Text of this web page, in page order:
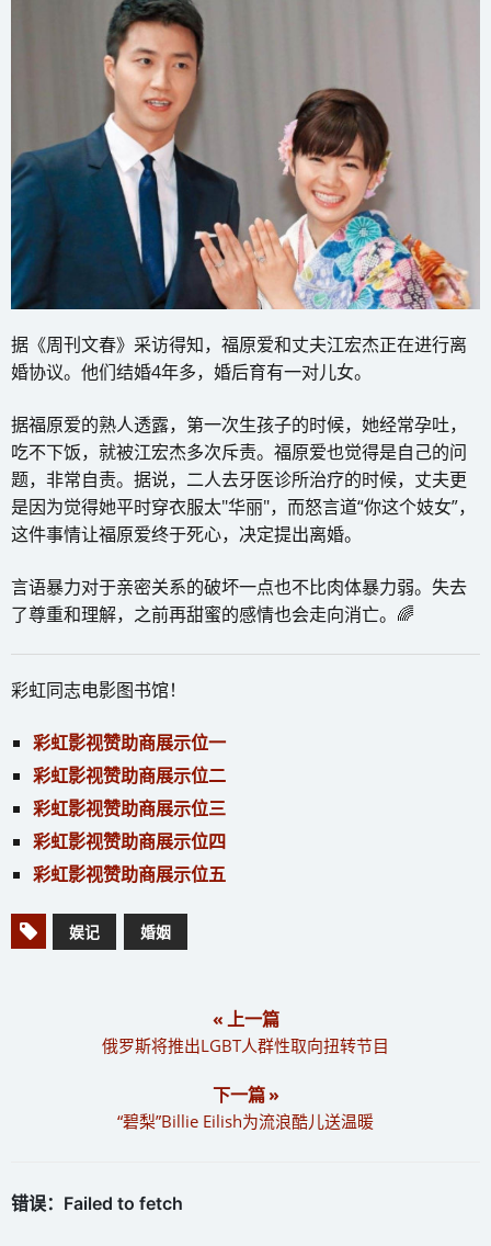
据《周刊文春》采访得知，福原爱和丈夫江宏杰正在进行离
婚协议。他们结婚4年多，婚后育有一对儿女。
据福原爱的熟人透露，第一次生孩子的时候，她经常孕吐，
吃不下饭，就被江宏杰多次斥责。福原爱也觉得是自己的问
题，非常自责。据说，二人去牙医诊所治疗的时候，丈夫更
是因为觉得她平时穿衣服太"华丽"，而怒言道“你这个妓女”，
这件事情让福原爱终于死心，决定提出离婚。
言语暴力对于亲密关系的破坏一点也不比肉体暴力弱。失去
了尊重和理解，之前再甜蜜的感情也会走向消亡。🌈
彩虹同志电影图书馆！
彩虹影视赞助商展示位一
彩虹影视赞助商展示位二
彩虹影视赞助商展示位三
彩虹影视赞助商展示位四
彩虹影视赞助商展示位五
娱记 婚姻
« 上一篇
俄罗斯将推出LGBT人群性取向扭转节目
下一篇 »
“碧梨”Billie Eilish为流浪酷儿送温暖